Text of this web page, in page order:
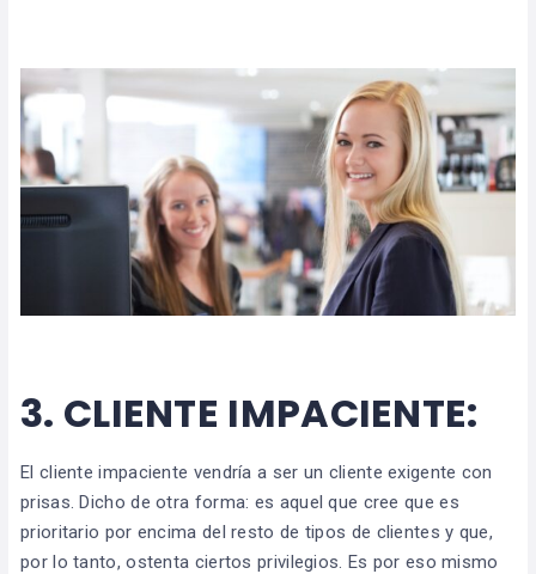
3. CLIENTE IMPACIENTE:
El cliente impaciente vendría a ser un cliente exigente con
prisas. Dicho de otra forma: es aquel que cree que es
prioritario por encima del resto de tipos de clientes y que,
por lo tanto, ostenta ciertos privilegios. Es por eso mismo